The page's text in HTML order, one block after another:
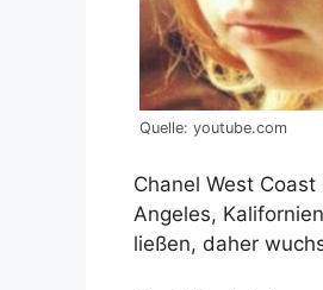
Quelle: youtube.com
Chanel West
Angeles,
ließen, daher